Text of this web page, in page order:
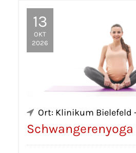
13
OKT
2026
Ort: Klinikum Bielefeld
Schwangerenyoga